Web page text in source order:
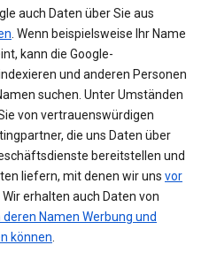
auch Daten über Sie aus
. Wenn beispielsweise Ihr Name
kann die Google-
und anderen Personen
suchen. Unter Umständen
von vertrauenswürdigen
die uns Daten über
bereitstellen und
liefern, mit denen wir uns vor
Wir erhalten auch Daten von
Namen Werbung und
können.